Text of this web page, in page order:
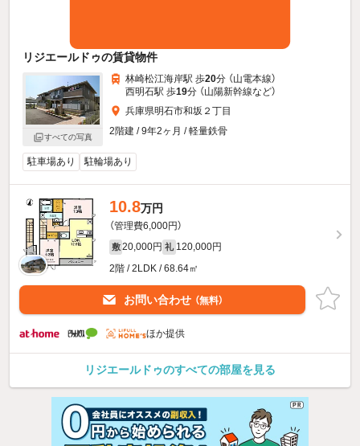
リジエールドゥの賃貸物件
すべての写真
林崎松江海岸駅 歩20分 （山電本線）
西明石駅 歩19分 （山陽新幹線など）
兵庫県明石市和坂２丁目
2階建 / 9年2ヶ月 / 軽量鉄骨
駐車場あり 駐輪場あり
10.8万円
（管理費6,000円）
敷 20,000円 礼 120,000円
2階 / 2LDK / 68.64㎡
お問い合わせ （無料）
ほか提供
リジエールドゥのすべての部屋を見る